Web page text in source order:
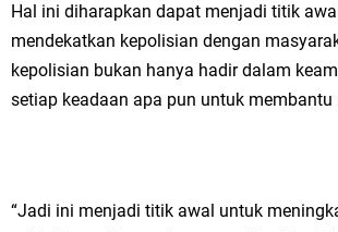
Hal ini diharapkan dapat menjadi titik
mendekatkan kepolisian dengan
kepolisian bukan hanya hadir dalam
setiap keadaan apa pun untuk membantu
“Jadi ini menjadi titik awal untuk